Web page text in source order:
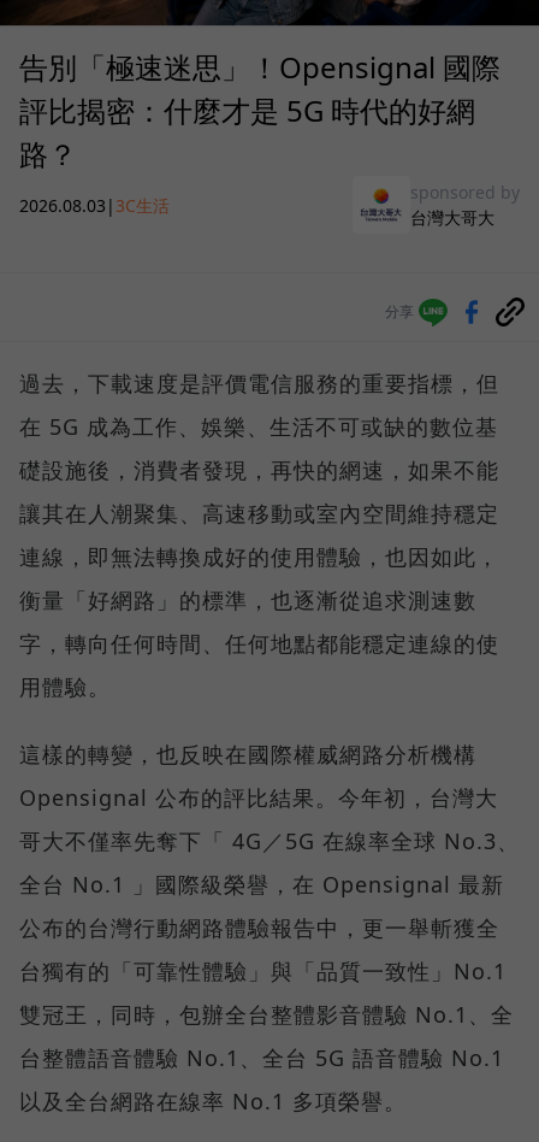
告別「極速迷思」！Opensignal 國際
評比揭密：什麼才是 5G 時代的好網
路？
2026.08.03 | 3C生活
sponsored by
台灣大哥大
分享
過去，下載速度是評價電信服務的重要指標，但
在 5G 成為工作、娛樂、生活不可或缺的數位基
礎設施後，消費者發現，再快的網速，如果不能
讓其在人潮聚集、高速移動或室內空間維持穩定
連線，即無法轉換成好的使用體驗，也因如此，
衡量「好網路」的標準，也逐漸從追求測速數
字，轉向任何時間、任何地點都能穩定連線的使
用體驗。
這樣的轉變，也反映在國際權威網路分析機構
Opensignal 公布的評比結果。今年初，台灣大
哥大不僅率先奪下「 4G／5G 在線率全球 No.3、
全台 No.1 」國際級榮譽，在 Opensignal 最新
公布的台灣行動網路體驗報告中，更一舉斬獲全
台獨有的「可靠性體驗」與「品質一致性」No.1
雙冠王，同時，包辦全台整體影音體驗 No.1、全
台整體語音體驗 No.1、全台 5G 語音體驗 No.1
以及全台網路在線率 No.1 多項榮譽。